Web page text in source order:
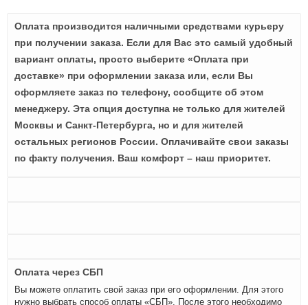
Оплата производится наличными средствами курьеру
при получении заказа. Если для Вас это самый удобный
вариант оплаты, просто выберите «Оплата при
доставке» при оформлении заказа или, если Вы
оформляете заказ по телефону, сообщите об этом
менеджеру. Эта опция доступна не только для жителей
Москвы и Санкт-Петербурга, но и для жителей
остальных регионов России. Оплачивайте свои заказы
по факту получения. Ваш комфорт – наш приоритет.
Оплата через СБП
Вы можете оплатить свой заказ при его оформлении. Для этого
нужно выбрать способ оплаты «СБП». После этого необходимо